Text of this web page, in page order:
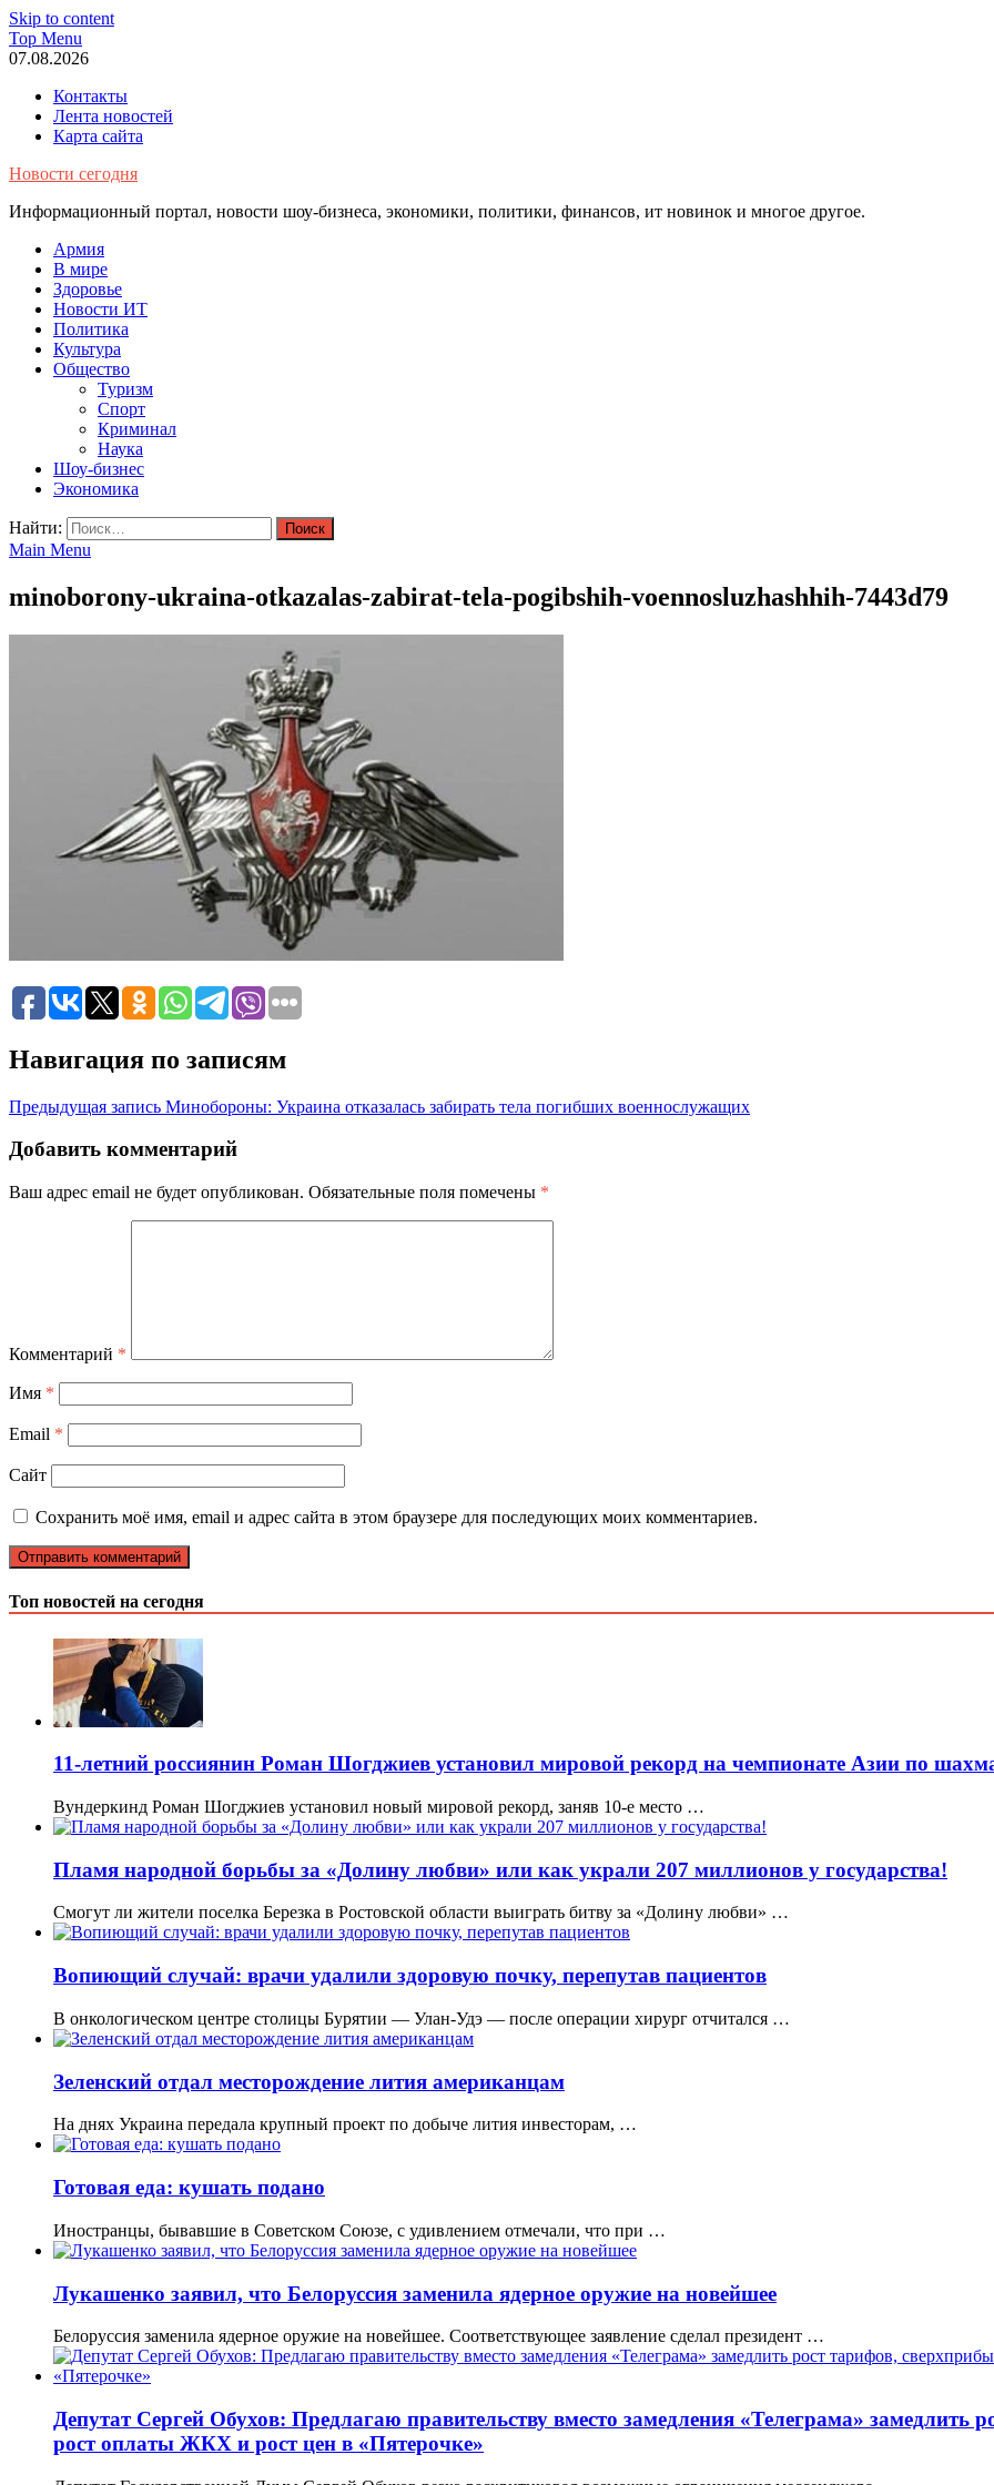
Skip to content
Top Menu
07.08.2026
Контакты
Лента новостей
Карта сайта
Новости сегодня
Информационный портал, новости шоу-бизнеса, экономики, политики, финансов, ит новинок и многое другое.
Армия
В мире
Здоровье
Новости ИТ
Политика
Культура
Общество
Туризм
Спорт
Криминал
Наука
Шоу-бизнес
Экономика
Найти:
Main Menu
minoborony-ukraina-otkazalas-zabirat-tela-pogibshih-voennosluzhashhih-7443d79
Навигация по записям
Предыдущая запись Минобороны: Украина отказалась забирать тела погибших военнослужащих
Добавить комментарий
Ваш адрес email не будет опубликован. Обязательные поля помечены *
Комментарий *
Имя *
Email *
Сайт
Сохранить моё имя, email и адрес сайта в этом браузере для последующих моих комментариев.
Топ новостей на сегодня
11-летний россиянин Роман Шогджиев установил мировой рекорд на чемпионате Азии по
Вундеркинд Роман Шогджиев установил новый мировой рекорд, заняв 10-е место …
Пламя народной борьбы за «Долину любви» или как украли 207 миллионов у государства!
Смогут ли жители поселка Березка в Ростовской области выиграть битву за «Долину любви» …
Вопиющий случай: врачи удалили здоровую почку, перепутав пациентов
В онкологическом центре столицы Бурятии — Улан-Удэ — после операции хирург отчитался …
Зеленский отдал месторождение лития американцам
На днях Украина передала крупный проект по добыче лития инвесторам, …
Готовая еда: кушать подано
Иностранцы, бывавшие в Советском Союзе, с удивлением отмечали, что при …
Лукашенко заявил, что Белоруссия заменила ядерное оружие на новейшее
Белоруссия заменила ядерное оружие на новейшее. Соответствующее заявление сделал президент …
Депутат Сергей Обухов: Предлагаю правительству вместо замедления «Телеграма» замедлить
рост оплаты ЖКХ и рост цен в «Пятерочке»